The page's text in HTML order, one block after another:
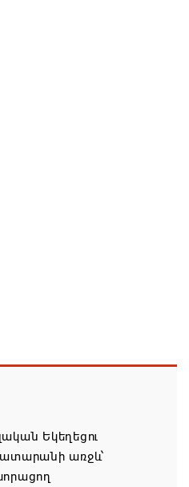
Եկեղեցու
առջև՝